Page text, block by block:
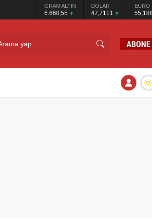
GRAM ALTIN
6.660,55
DOLAR
47,7111
EURO